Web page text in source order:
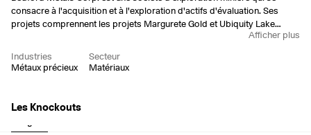
consacre à l'acquisition et à l'exploration d'actifs d'évaluation. Ses
projets comprennent les projets Margurete Gold et Ubiquity Lake
Uranium. La société a été fondée le 24 mai 2006 et son siège social se
Afficher plus
Industries
Métaux précieux
Secteur
Matériaux
Les Knockouts